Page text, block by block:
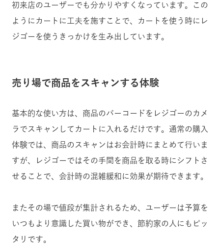
初来店のユーザーでも分かりやすくなっています。この
ようにカートに工夫を施すことで、カートを使う時にレ
ジゴーを使うきっかけを生み出しています。
売り場で商品をスキャンする体験
基本的な使い方は、商品のバーコードをレジゴーのカメ
ラでスキャンしてカートに入れるだけです。通常の購入
体験では、商品のスキャンはお会計時にまとめて行いま
すが、レジゴーではその手間を商品を取る時にシフトさ
せることで、会計時の混雑緩和に効果が期待できます。
またその場で値段が集計されるため、ユーザーは予算を
いつもより意識した買い物ができ、節約家の人にもピッ
タリです。